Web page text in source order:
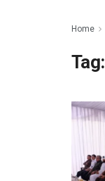
Home
Tag: